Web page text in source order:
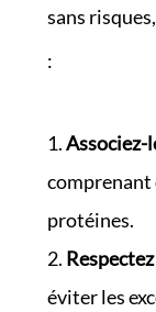
sans
:
Associez-
comprenant
protéines.
éviter les